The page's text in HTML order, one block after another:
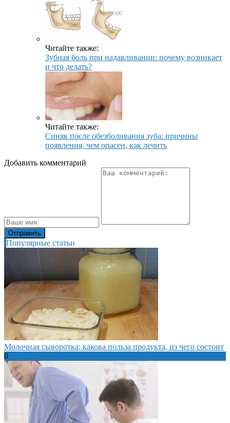
Читайте также:
Зубная боль при надавливании: почему возникает
и что делать?
Читайте также:
Синяк после обезболивания зуба: причины
появления, чем опасен, как лечить
Добавить комментарий
Популярные статьи
Молочная сыворотка: какова польза продукта, из чего состоит
0